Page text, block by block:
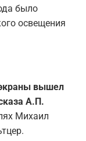
было
освещения
вышел
А.П.
Михаил